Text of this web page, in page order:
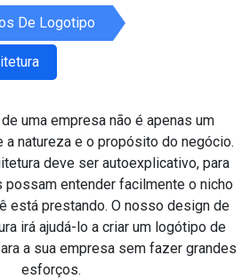
De Logotipo
uma empresa não é apenas um
a natureza e o propósito do negócio.
deve ser autoexplicativo, para
entender facilmente o nicho
está prestando. O nosso design de
irá ajudá-lo a criar um logótipo de
a sua empresa sem fazer grandes
esforços.